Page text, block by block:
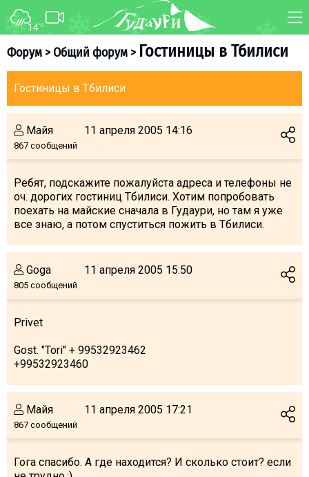
14°C
Форум>Общий форум> Гостиницы в Тбилиси
Гостиницы в Тбилиси
Майя
867 сообщений
11 апреля 2005 14:16
Ребят, подскажите пожалуйста адреса и телефоны не
оч. дорогих гостиниц Тбилиси. Хотим попробовать
поехать на майские сначала в Гудаури, но там я уже
все знаю, а потом спуститься пожить в Тбилиси.
Goga
805 сообщений
11 апреля 2005 15:50
Privet
Gost. "Tori" + 99532923462
+99532923460
Майя
867 сообщений
11 апреля 2005 17:21
Гога спасибо. А где находится? И сколько стоит? если
ФОРУМ КАРТА
О курорте
Схема трасс
Инструкторы
Ски-сервис
Дети в Гудаури
Развлечения
Календарь событий
ПРОЖИВАНИЕ
Квартиры
Коттеджи
% Горячие предложения